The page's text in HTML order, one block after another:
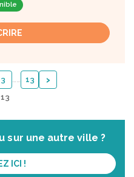
3 …… 13 ›
sur une autre ville ?
ICI !